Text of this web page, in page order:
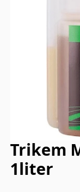
Trikem
1liter